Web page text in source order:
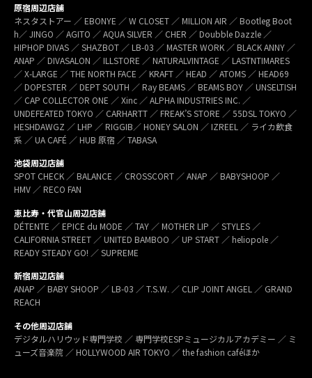
原宿周辺店舗
ネスタストアー ／ EBONYE ／ W CLOSET ／ MILLION AIR ／ Bootleg Boot
h／ JINGO ／ AGITO ／ AQUA SILVER ／ CHER ／ Doubble Dazzle ／
HIPHOP DIVAS ／ SHAZBOT ／ LB-03 ／ MASTER WORK ／ BLACK ANNY ／
ANAP ／ DIVASALON ／ ILLSTORE ／ NATURALVINTAGE ／ LASTNTIMARES
／ X-LARGE ／ THE NORTH FACE ／ KRAFT ／ HEAD ／ ATOMS ／ HEAD69
／ DOPESTER ／ DEPT SOUTH ／ Ray BEAMS ／ BEAMS BOY ／ UNSELTISH
／ CAP COLLECTOR ONE ／ Xinc ／ ALPHA INDUSTRIES INC. ／
UNDEFEATED TOKYO ／ CARHARTT ／ FREAK’S STORE ／ 55DSL TOKYO ／
HESHDAWGZ ／ LHP ／ RIGGIB／ HONEY SALON ／ IZREEL ／ ライカ飲食
系 ／ UA CAFÉ ／ HUB 原宿 ／ TABASA
池袋周辺店舗
SPOT CHECK ／ BALANCE ／ CROSSCORT ／ ANAP ／ BABYSHOOP ／
HMV ／ RECO FAN
恵比寿・代官山周辺店舗
DÉTENTE ／ EPICE du MODE ／ TAY ／ MOTHER LIP ／ STYLES ／
CALIFORNIA STREET ／ UNITED BAMBOO ／ UP START ／ heliopole ／
READY STEADY GO! ／ SUPREME
新宿周辺店舗
ANAP ／ BABY SHOOP ／ LB-03 ／ T.S.W. ／ CLIP JOINT ANGEL ／ GRAND
REACH
その他周辺店舗
デジタルハリウッド専門学校 ／ 専門学校ESPミュージカルアカデミー ／ ミ
ューズ音楽院 ／ HOLLYWOOD AIR TOKYO ／ the fashion caféほか